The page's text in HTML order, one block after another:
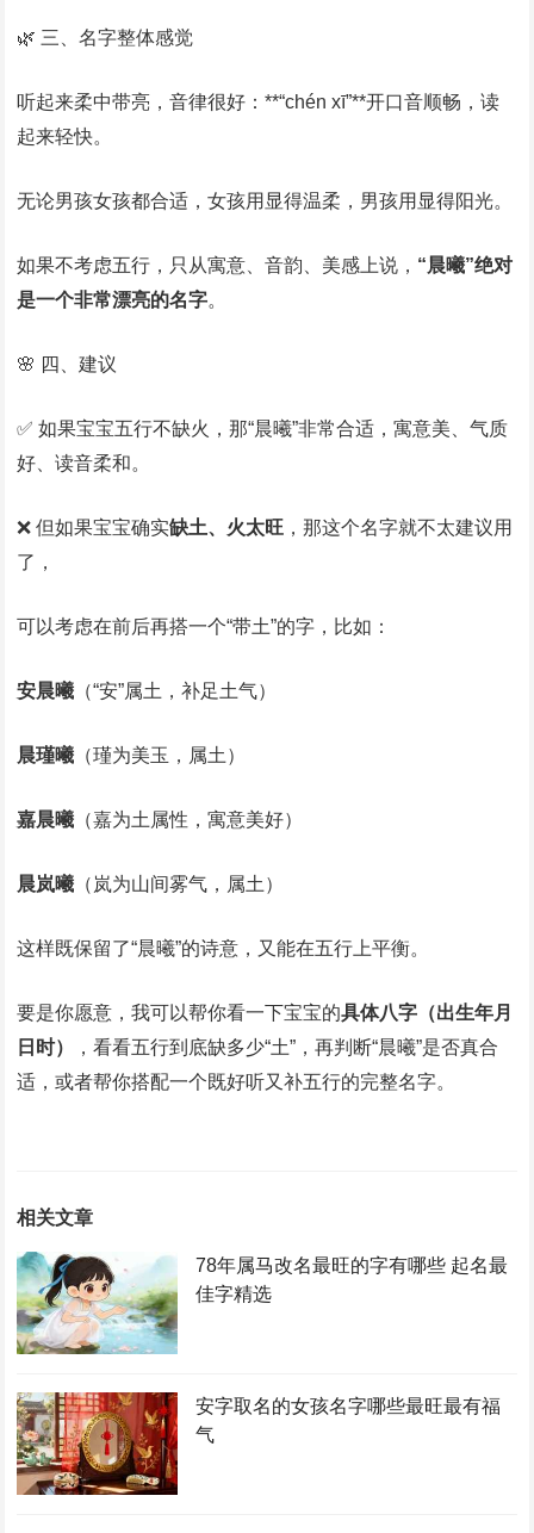
🌿 三、名字整体感觉
听起来柔中带亮，音律很好：**“chén xī”**开口音顺畅，读
起来轻快。
无论男孩女孩都合适，女孩用显得温柔，男孩用显得阳光。
如果不考虑五行，只从寓意、音韵、美感上说， “晨曦”绝对
是一个非常漂亮的名字。
🌸 四、建议
✅ 如果宝宝五行不缺火，那“晨曦”非常合适，寓意美、气质
好、读音柔和。
❌ 但如果宝宝确实缺土、火太旺 ，那这个名字就不太建议用
了，
可以考虑在前后再搭一个“带土”的字，比如：
安晨曦 （“安”属土，补足土气）
晨瑾曦 （瑾为美玉，属土）
嘉晨曦 （嘉为土属性，寓意美好）
晨岚曦 （岚为山间雾气，属土）
这样既保留了“晨曦”的诗意，又能在五行上平衡。
要是你愿意，我可以帮你看一下宝宝的具体八字（出生年月
日时）
，看看五行到底缺多少“土”，再判断“晨曦”是否真合
适，或者帮你搭配一个既好听又补五行的完整名字。
相关文章
78年属马改名最旺的字有哪些 起名最
佳字精选
安字取名的女孩名字哪些最旺最有福
气